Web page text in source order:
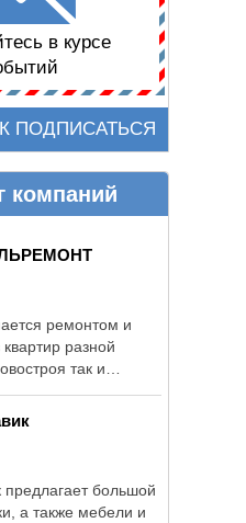
в курсе
ПОДПИСАТЬСЯ
компаний
ремонтом и
разной
так и
предлагает большой
а также мебели и